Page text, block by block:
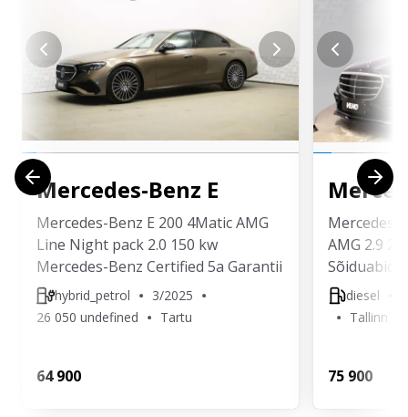
Mercedes-Benz E
Mercedes-Benz E 200 4Matic AMG
Line Night pack 2.0 150 kw
Mercedes-Benz Certified 5a Garantii
hybrid_petrol
3/2025
26 050 undefined
Tartu
64 900
Mercedes-
AMG 2.9
diesel
Tallinn
75 900